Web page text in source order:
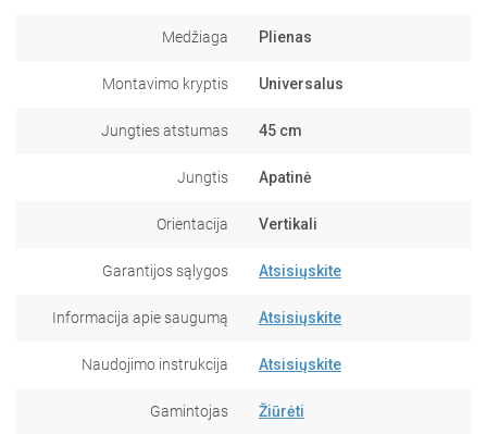
Medžiaga Plienas
Montavimo kryptis Universalus
Jungties atstumas 45 cm
Jungtis Apatinė
Orientacija Vertikali
Garantijos sąlygos Atsisiųskite
Informacija apie saugumą Atsisiųskite
Naudojimo instrukcija Atsisiųskite
Gamintojas Žiūrėti